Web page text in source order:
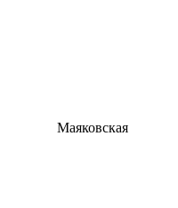
Маяковская